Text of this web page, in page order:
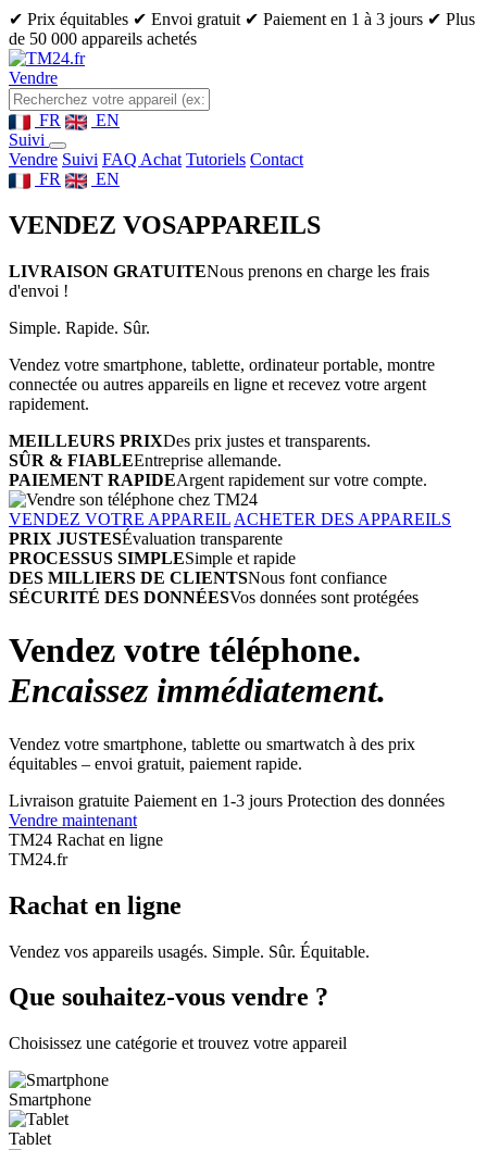
✔ Prix équitables ✔ Envoi gratuit ✔ Paiement en 1 à 3 jours ✔ Plus
de 50 000 appareils achetés
Vendre
FR
EN
Suivi
Vendre Suivi FAQ Achat Tutoriels Contact
FR
EN
VENDEZ VOSAPPAREILS
LIVRAISON GRATUITENous prenons en charge les frais
d'envoi !
Simple. Rapide. Sûr.
Vendez votre smartphone, tablette, ordinateur portable, montre
connectée ou autres appareils en ligne et recevez votre argent
rapidement.
MEILLEURS PRIXDes prix justes et transparents.
SÛR & FIABLEEntreprise allemande.
PAIEMENT RAPIDEArgent rapidement sur votre compte.
VENDEZ VOTRE APPAREIL ACHETER DES APPAREILS
PRIX JUSTESÉvaluation transparente
PROCESSUS SIMPLESimple et rapide
DES MILLIERS DE CLIENTSNous font confiance
SÉCURITÉ DES DONNÉESVos données sont protégées
Vendez votre téléphone.
Encaissez immédiatement.
Vendez votre smartphone, tablette ou smartwatch à des prix
équitables – envoi gratuit, paiement rapide.
Livraison gratuite Paiement en 1-3 jours Protection des données
Vendre maintenant
TM24 Rachat en ligne
TM24.fr
Rachat en ligne
Vendez vos appareils usagés. Simple. Sûr. Équitable.
Que souhaitez-vous vendre ?
Choisissez une catégorie et trouvez votre appareil
Smartphone
Tablet